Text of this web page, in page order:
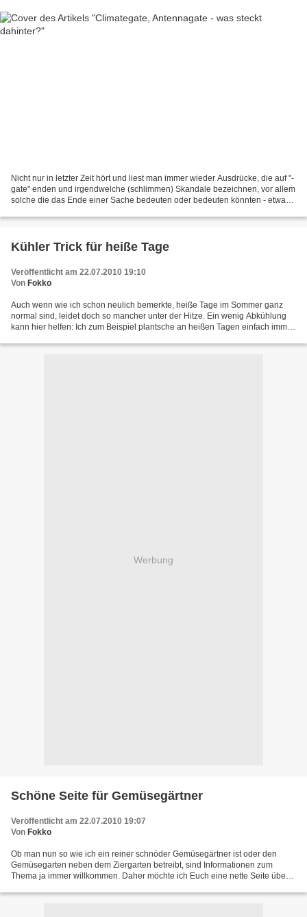
Nicht nur in letzter Zeit hört und liest man immer wieder Ausdrücke, die auf "-
gate" enden und irgendwelche (schlimmen) Skandale bezeichnen, vor allem
solche die das Ende einer Sache bedeuten oder bedeuten könnten - etwa
Kühler Trick für heiße Tage
Veröffentlicht am 22.07.2010 19:10
Von Fokko
Auch wenn wie ich schon neulich bemerkte, heiße Tage im Sommer ganz
normal sind, leidet doch so mancher unter der Hitze. Ein wenig Abkühlung
kann hier helfen: Ich zum Beispiel plantsche an heißen Tagen einfach immer
Werbung
Schöne Seite für Gemüsegärtner
Veröffentlicht am 22.07.2010 19:07
Von Fokko
Ob man nun so wie ich ein reiner schnöder Gemüsegärtner ist oder den
Gemüsegarten neben dem Ziergarten betreibt, sind Informationen zum
Thema ja immer willkommen. Daher möchte ich Euch eine nette Seite über